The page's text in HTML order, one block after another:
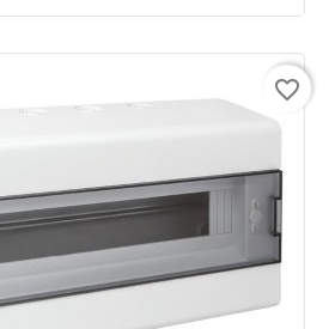
favorite_border